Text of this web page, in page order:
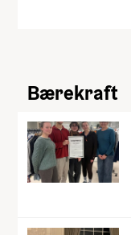
Bærekraft